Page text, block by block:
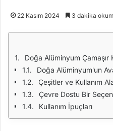
22 Kasım 2024 3 dakika
Doğa Alüminyum Çamaşır
Doğa Alüminyum'un
Çeşitler ve Kullanım
Çevre Dostu Bir
Kullanım İpuçları